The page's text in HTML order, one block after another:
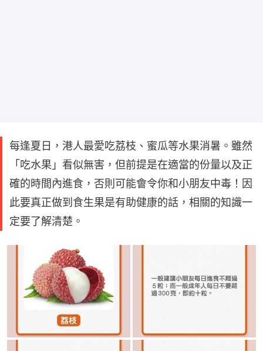
每逢夏日，港人最愛吃荔枝、蜜瓜等水果消暑。雖然
「吃水果」看似無害，但前提是在適當的份量以及正
確的時間內進食，否則可能會令你和小朋友中毒！因
此要真正做到食生果是有助健康的話，相關的知識一
定要了解清楚。